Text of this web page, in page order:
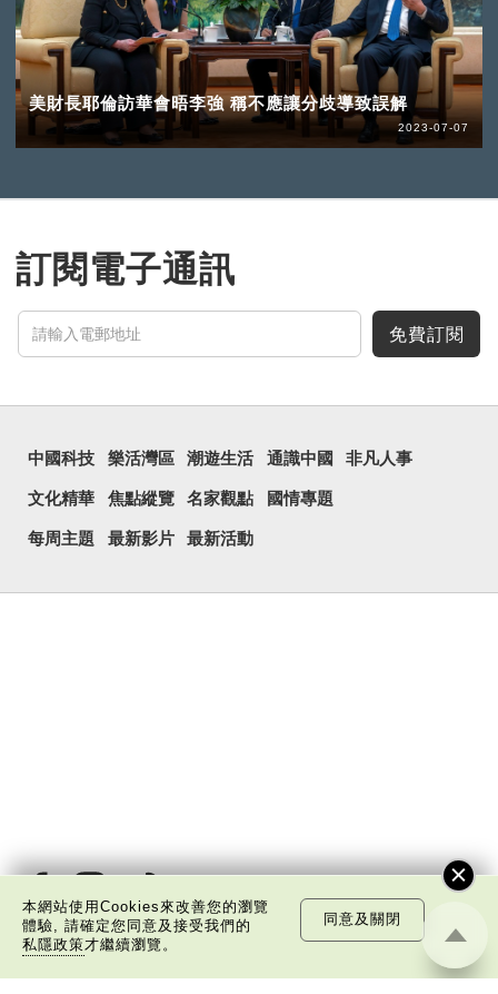
美財長耶倫訪華會晤李強 稱不應讓分歧導致誤解
2023-07-07
訂閱電子通訊
免費訂閱
中國科技 樂活灣區 潮遊生活 通識中國 非凡人事
文化精華 焦點縱覽 名家觀點 國情專題
每周主題 最新影片 最新活動
本網站使用Cookies來改善您的瀏覽
體驗, 請確定您同意及接受我們的
私隱政策才繼續瀏覽。
同意及關閉